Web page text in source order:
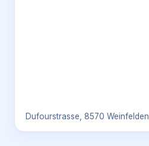
Dufourstrasse, 8570 Weinfelden